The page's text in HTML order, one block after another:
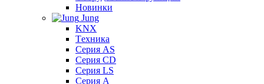
Новинки
Jung
KNX
Tехника
Серия AS
Серия CD
Серия LS
Серия A